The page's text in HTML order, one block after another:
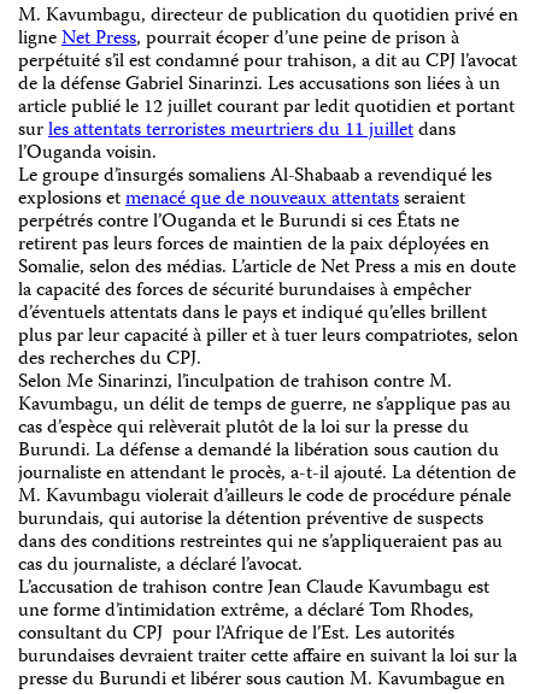
M. Kavumbagu, directeur de publication du quotidien privé en
ligneNet Press, pourrait écoper d’une peine de prison à
perpétuité s’il est condamné pour trahison, a dit au CPJ l’avocat
de la défense Gabriel Sinarinzi. Les accusations son liées à un
article publié le 12 juillet courant par ledit quotidien et portant
surles attentats terroristes meurtriers du 11 juilletdans
l’Ouganda voisin.
Le groupe d’insurgés somaliens Al-Shabaab a revendiqué les
explosions etmenacé que de nouveaux attentatsseraient
perpétrés contre l’Ouganda et le Burundi si ces États ne
retirent pas leurs forces de maintien de la paix déployées en
Somalie, selon des médias. L’article de Net Press a mis en doute
la capacité des forces de sécurité burundaises à empêcher
d’éventuels attentats dans le pays et indiqué qu’elles brillent
plus par leur capacité à piller et à tuer leurs compatriotes, selon
des recherches du CPJ.
Selon Me Sinarinzi, l’inculpation de trahison contre M.
Kavumbagu, un délit de temps de guerre, ne s’applique pas au
cas d’espèce qui relèverait plutôt de la loi sur la presse du
Burundi. La défense a demandé la libération sous caution du
journaliste en attendant le procès, a-t-il ajouté. La détention de
M. Kavumbagu violerait d’ailleurs le code de procédure pénale
burundais, qui autorise la détention préventive de suspects
dans des conditions restreintes qui ne s’appliqueraient pas au
cas du journaliste, a déclaré l’avocat.
L’accusation de trahison contre Jean Claude Kavumbagu est
une forme d’intimidation extrême, a déclaré Tom Rhodes,
consultant du CPJ pour l’Afrique de l’Est. Les autorités
burundaises devraient traiter cette affaire en suivant la loi sur la
presse du Burundi et libérer sous caution M. Kavumbague en